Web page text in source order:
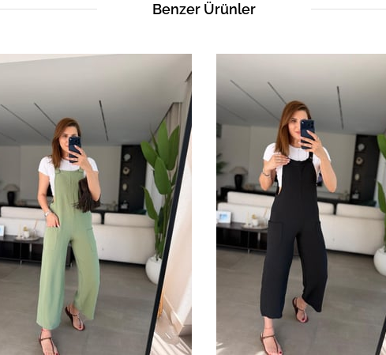
Benzer Ürünler